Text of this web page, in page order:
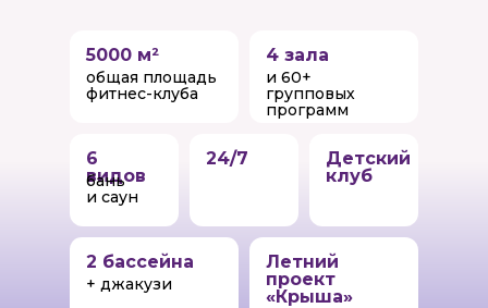
5000 м²
6
видов
общая площадь
фитнес-клуба
бань
и саун
4 зала
и 60+
групповых
программ
2 бассейна
+ джакузи
24/7
Детский
клуб
Летний
проект
«Крыша»